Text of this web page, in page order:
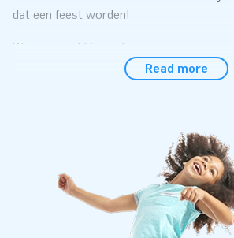
dat een feest worden!
Wees er snel bij want op=op!
Een Bouncy Box Springkussen
Een opblaasbare Bouncy Box Unicorn
Inflatables is geen gek idee. Dit
met glijbaan is compact en past dus
deze opblaasbare Bouncy Box in een
voor buurt- en kinderfeestjes. Koop een
springkussen met glijbaan en de kinderen
Read more